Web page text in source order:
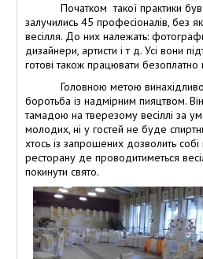
Початком такої практики
залучились 45 професіоналів, без
весілля. До них належать:
дизайнери, артисти і т д. Усі вони
готові також працювати безоплатно
Головною метою
боротьба із надмірним пияцтвом.
тамадою на тверезому весіллі за
молодих, ні у гостей не буде
хтось із запрошених дозволить
ресторану де проводитиметься
покинути свято.